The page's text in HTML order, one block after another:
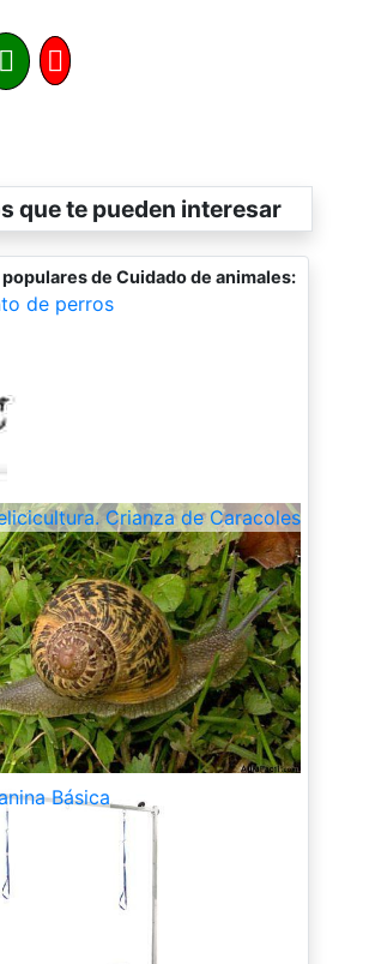
que te pueden interesar
de Cuidado de animales:
de perros
Crianza de Caracoles
Básica